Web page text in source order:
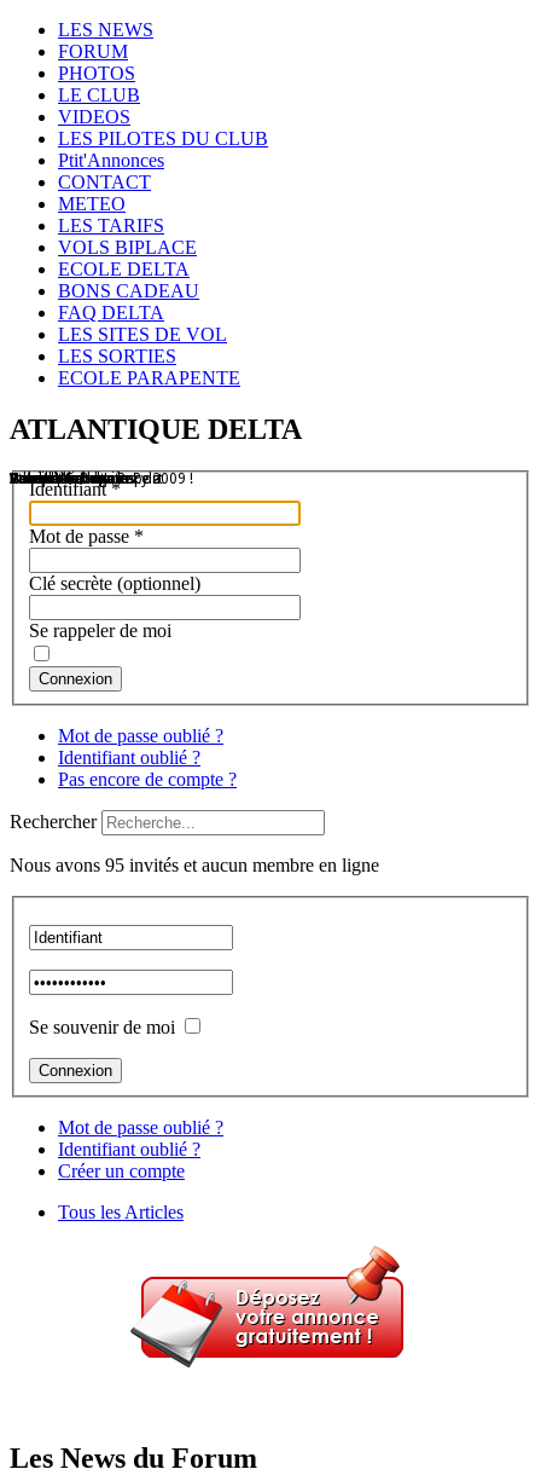
LES NEWS
FORUM
PHOTOS
LE CLUB
VIDEOS
LES PILOTES DU CLUB
Ptit'Annonces
CONTACT
METEO
LES TARIFS
VOLS BIPLACE
ECOLE DELTA
BONS CADEAU
FAQ DELTA
LES SITES DE VOL
LES SORTIES
ECOLE PARAPENTE
ATLANTIQUE DELTA
Treuil à Cabanac
Un club de copains
Lanzarote
Patrick et son Litesport
Vols sur les dunes
Hourtin
Vol sur les dunes
Compétitions
Atlantique Delta Race 2009 !
Vol en Montagne...
Vol sur la dune du Pyla
Identifiant*
Mot de passe *
Clé secrète (optionnel)
Se rappeler de moi
Connexion
Mot de passe oublié ?
Identifiant oublié ?
Pas encore de compte ?
Rechercher
Nous avons 95 invités et aucun membre en ligne
Se souvenir de moi
Mot de passe oublié ?
Identifiant oublié ?
Créer un compte
Tous les Articles
Les News du Forum
Month
Month